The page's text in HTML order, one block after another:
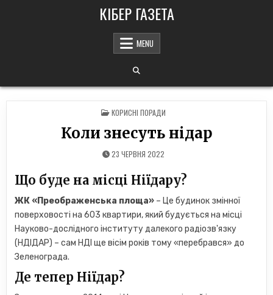
КІБЕР ГАЗЕТА
MENU
POSTED
IN
КОРИСНІ ПОРАДИ
Коли знесуть нідар
23 ЧЕРВНЯ 2022
Що буде на місці Ніїдару?
ЖК «Преображенська площа» – Це будинок змінної
поверховості на 603 квартири, який будується на місці
Науково-дослідного інституту далекого радіозв'язку
(НДІДАР) – сам НДІ ще вісім років тому «перебрався» до
Зеленограда.
Де тепер Ніїдар?